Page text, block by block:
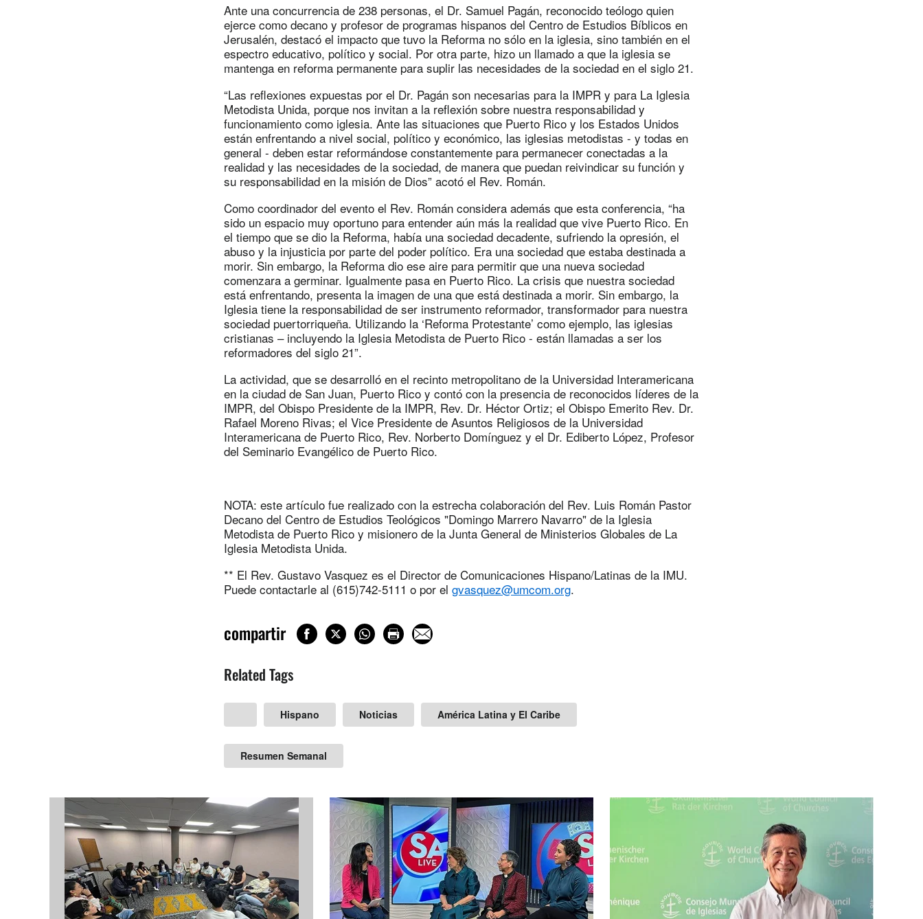
Ante una concurrencia de 238 personas, el Dr. Samuel Pagán, reconocido teólogo quien
ejerce como decano y profesor de programas hispanos del Centro de Estudios Bíblicos en
Jerusalén, destacó el impacto que tuvo la Reforma no sólo en la iglesia, sino también en el
espectro educativo, político y social. Por otra parte, hizo un llamado a que la iglesia se
mantenga en reforma permanente para suplir las necesidades de la sociedad en el siglo 21.
“Las reflexiones expuestas por el Dr. Pagán son necesarias para la IMPR y para La Iglesia
Metodista Unida, porque nos invitan a la reflexión sobre nuestra responsabilidad y
funcionamiento como iglesia. Ante las situaciones que Puerto Rico y los Estados Unidos
están enfrentando a nivel social, político y económico, las iglesias metodistas - y todas en
general - deben estar reformándose constantemente para permanecer conectadas a la
realidad y las necesidades de la sociedad, de manera que puedan reivindicar su función y
su responsabilidad en la misión de Dios” acotó el Rev. Román.
Como coordinador del evento el Rev. Román considera además que esta conferencia, “ha
sido un espacio muy oportuno para entender aún más la realidad que vive Puerto Rico. En
el tiempo que se dio la Reforma, había una sociedad decadente, sufriendo la opresión, el
abuso y la injusticia por parte del poder político. Era una sociedad que estaba destinada a
morir. Sin embargo, la Reforma dio ese aire para permitir que una nueva sociedad
comenzara a germinar. Igualmente pasa en Puerto Rico. La crisis que nuestra sociedad
está enfrentando, presenta la imagen de una que está destinada a morir. Sin embargo, la
Iglesia tiene la responsabilidad de ser instrumento reformador, transformador para nuestra
sociedad puertorriqueña. Utilizando la ‘Reforma Protestante’ como ejemplo, las iglesias
cristianas – incluyendo la Iglesia Metodista de Puerto Rico - están llamadas a ser los
reformadores del siglo 21”.
La actividad, que se desarrolló en el recinto metropolitano de la Universidad Interamericana
en la ciudad de San Juan, Puerto Rico y contó con la presencia de reconocidos líderes de la
IMPR, del Obispo Presidente de la IMPR, Rev. Dr. Héctor Ortiz; el Obispo Emerito Rev. Dr.
Rafael Moreno Rivas; el Vice Presidente de Asuntos Religiosos de la Universidad
Interamericana de Puerto Rico, Rev. Norberto Domínguez y el Dr. Ediberto López, Profesor
del Seminario Evangélico de Puerto Rico.
NOTA: este artículo fue realizado con la estrecha colaboración del Rev. Luis Román Pastor
Decano del Centro de Estudios Teológicos "Domingo Marrero Navarro" de la Iglesia
Metodista de Puerto Rico y misionero de la Junta General de Ministerios Globales de La
Iglesia Metodista Unida.
** El Rev. Gustavo Vasquez es el Director de Comunicaciones Hispano/Latinas de la IMU.
Puede contactarle al (615)742-5111 o por el gvasquez@umcom.org.
compartir
Related Tags
Hispano Noticias América Latina y El Caribe
Resumen Semanal